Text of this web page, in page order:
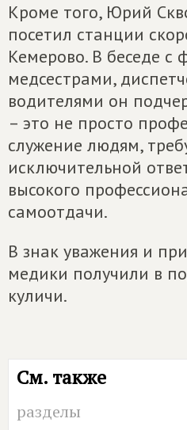
Кроме того, Юрий
посетил станции
Кемерово. В беседе с
медсестрами,
водителями он
– это не просто
служение людям,
исключительной
высокого
самоотдачи.
В знак уважения и
медики получили в
куличи.
См. также
разделы